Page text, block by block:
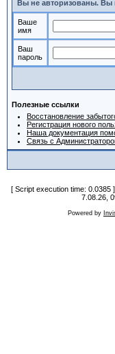
Вы не авторизованы. Вы
Ваше
имя
Ваш
пароль
Полезные ссылки
Восстановление
Регистрация нового
Наша документация
Связь с
[ Script execution time:
7.08.26,
Powered by